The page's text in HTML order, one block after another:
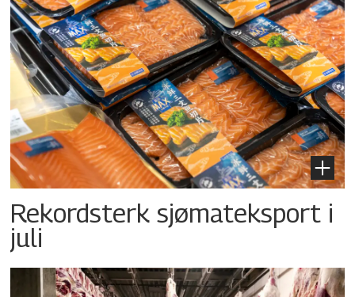
Rekordsterk sjømateksport i
juli